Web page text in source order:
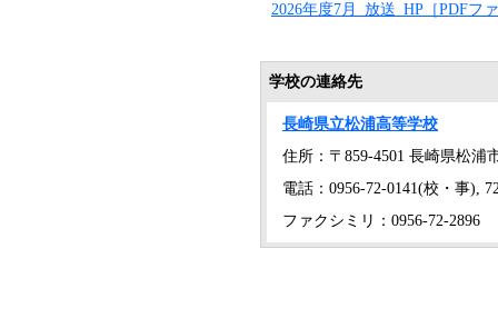
2026年度7月_放送_HP［PDFフ
学校の連絡先
長崎県立松浦高等学校
住所：〒859-4501 長崎県松浦
電話：0956-72-0141(校・事),
ファクシミリ：0956-72-2896